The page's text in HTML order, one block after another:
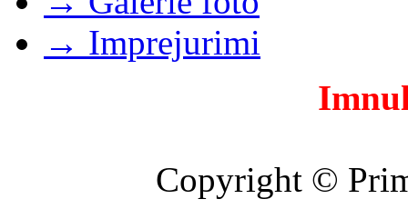
→ Imprejurimi
Copyright ©